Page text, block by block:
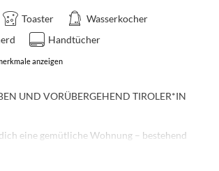
Toaster
Wasserkocher
Handtücher
anzeigen
UND VORÜBERGEHEND TIROLER*IN
eine gemütliche Wohnung – bestehend
mit einer